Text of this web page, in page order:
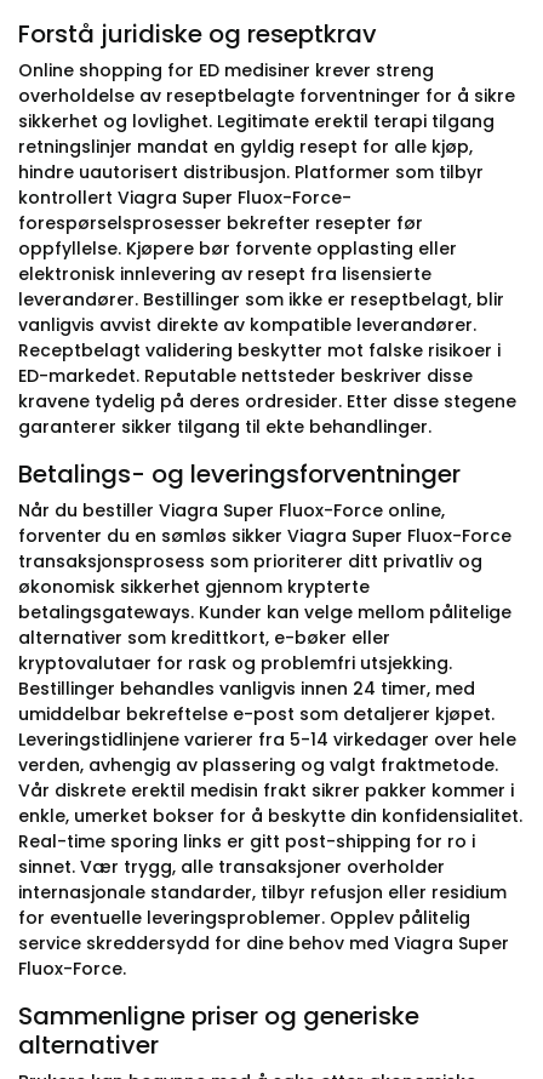
Forstå juridiske og reseptkrav
Online shopping for ED medisiner krever streng
overholdelse av reseptbelagte forventninger for å sikre
sikkerhet og lovlighet. Legitimate erektil terapi tilgang
retningslinjer mandat en gyldig resept for alle kjøp,
hindre uautorisert distribusjon. Platformer som tilbyr
kontrollert Viagra Super Fluox-Force-
forespørselsprosesser bekrefter resepter før
oppfyllelse. Kjøpere bør forvente opplasting eller
elektronisk innlevering av resept fra lisensierte
leverandører. Bestillinger som ikke er reseptbelagt, blir
vanligvis avvist direkte av kompatible leverandører.
Receptbelagt validering beskytter mot falske risikoer i
ED-markedet. Reputable nettsteder beskriver disse
kravene tydelig på deres ordresider. Etter disse stegene
garanterer sikker tilgang til ekte behandlinger.
Betalings- og leveringsforventninger
Når du bestiller Viagra Super Fluox-Force online,
forventer du en sømløs sikker Viagra Super Fluox-Force
transaksjonsprosess som prioriterer ditt privatliv og
økonomisk sikkerhet gjennom krypterte
betalingsgateways. Kunder kan velge mellom pålitelige
alternativer som kredittkort, e-bøker eller
kryptovalutaer for rask og problemfri utsjekking.
Bestillinger behandles vanligvis innen 24 timer, med
umiddelbar bekreftelse e-post som detaljerer kjøpet.
Leveringstidlinjene varierer fra 5-14 virkedager over hele
verden, avhengig av plassering og valgt fraktmetode.
Vår diskrete erektil medisin frakt sikrer pakker kommer i
enkle, umerket bokser for å beskytte din konfidensialitet.
Real-time sporing links er gitt post-shipping for ro i
sinnet. Vær trygg, alle transaksjoner overholder
internasjonale standarder, tilbyr refusjon eller residium
for eventuelle leveringsproblemer. Opplev pålitelig
service skreddersydd for dine behov med Viagra Super
Fluox-Force.
Sammenligne priser og generiske
alternativer